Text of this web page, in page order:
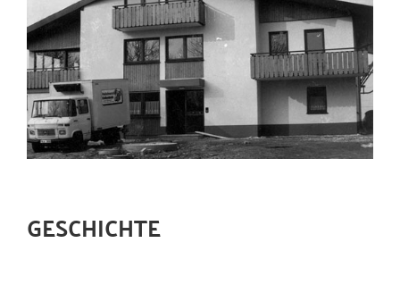
GESCHICHTE